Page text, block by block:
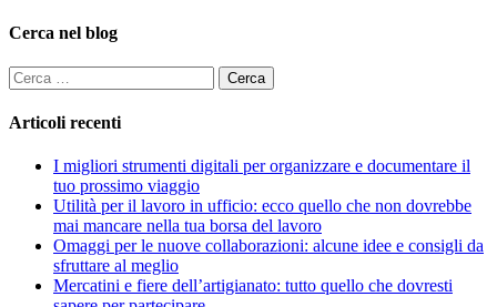
Cerca nel blog
Ricerca
per:
Articoli recenti
I migliori strumenti digitali per organizzare e documentare il
tuo prossimo viaggio
Utilità per il lavoro in ufficio: ecco quello che non dovrebbe
mai mancare nella tua borsa del lavoro
Omaggi per le nuove collaborazioni: alcune idee e consigli da
sfruttare al meglio
Mercatini e fiere dell’artigianato: tutto quello che dovresti